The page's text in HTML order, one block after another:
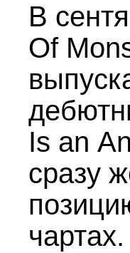
В
Of
Is an
сразу